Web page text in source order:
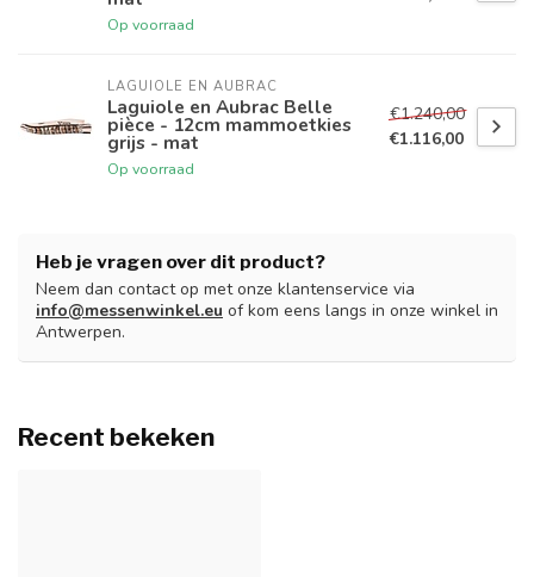
Op voorraad
LAGUIOLE EN AUBRAC
Laguiole en Aubrac Belle
pièce - 12cm mammoetkies
grijs - mat
Op voorraad
€1.240,00
€1.116,00
Heb je vragen over dit product?
Neem dan contact op met onze klantenservice via
info@messenwinkel.eu of kom eens langs in onze winkel in
Antwerpen.
Recent bekeken